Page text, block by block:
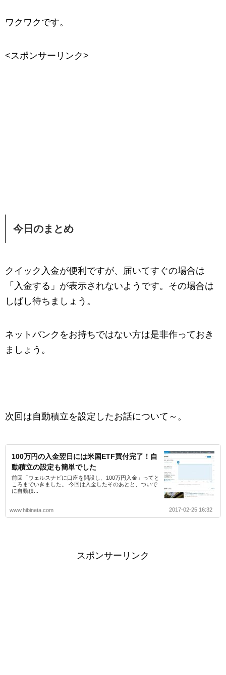
ワクワクです。
<スポンサーリンク>
今日のまとめ
クイック入金が便利ですが、届いてすぐの場合は
「入金する」が表示されないようです。その場合は
しばし待ちましょう。
ネットバンクをお持ちではない方は是非作っておき
ましょう。
次回は自動積立を設定したお話について～。
100万円の入金翌日には米国ETF買付完了！自
動積立の設定も簡単でした
前回「ウェルスナビに口座を開設し、100万円入金」ってと
ころまでいきました。 今回は入金したそのあとと、ついで
に自動積...
www.hibineta.com 2017-02-25 16:32
スポンサーリンク